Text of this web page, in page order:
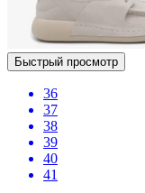
Быстрый просмотр
36
37
38
39
40
41